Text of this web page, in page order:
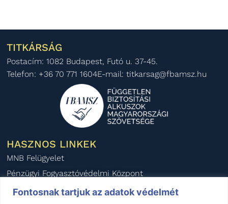
Fontosnak tartjuk az adatok védelmét
TITKÁRSÁG
Postacím: 1082 Budapest, Futó u. 37-45.
Telefon: +36 70 771 1604E-mail: titkarsag@fbamsz.hu
HASZNOS LINKEK
MNB Felügyelet
Pénzügyi Fogyasztóvédelmi Központ
Pénzügyi Békéltető Testület